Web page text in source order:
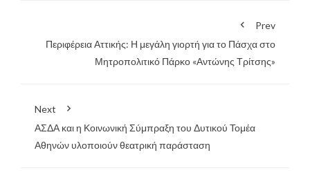
Prev
Περιφέρεια Αττικής: Η μεγάλη γιορτή για το Πάσχα στο
Μητροπολιτικό Πάρκο «Αντώνης Τρίτσης»
Next
ΑΣΔΑ και η Κοινωνική Σύμπραξη του Δυτικού Τομέα
Αθηνών υλοποιούν θεατρική παράσταση